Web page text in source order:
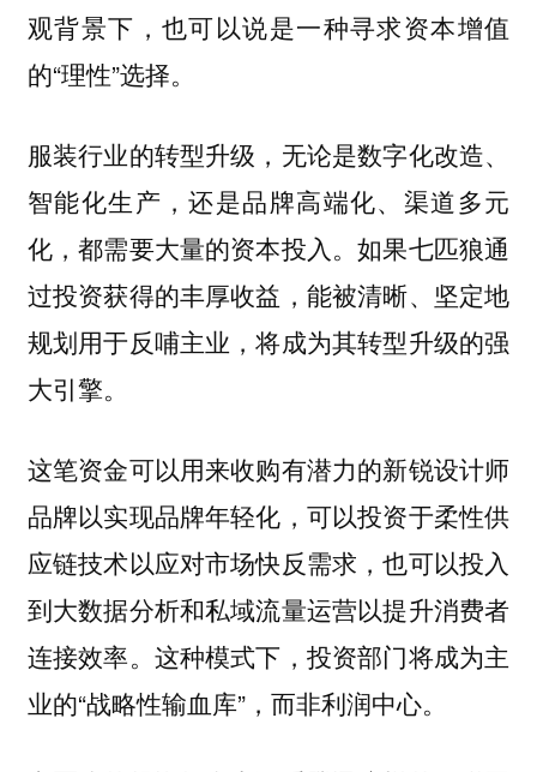
观背景下，也可以说是一种寻求资本增值
的“理性”选择。
服装行业的转型升级，无论是数字化改造、
智能化生产，还是品牌高端化、渠道多元
化，都需要大量的资本投入。如果七匹狼通
过投资获得的丰厚收益，能被清晰、坚定地
规划用于反哺主业，将成为其转型升级的强
大引擎。
这笔资金可以用来收购有潜力的新锐设计师
品牌以实现品牌年轻化，可以投资于柔性供
应链技术以应对市场快反需求，也可以投入
到大数据分析和私域流量运营以提升消费者
连接效率。这种模式下，投资部门将成为主
业的“战略性输血库”，而非利润中心。